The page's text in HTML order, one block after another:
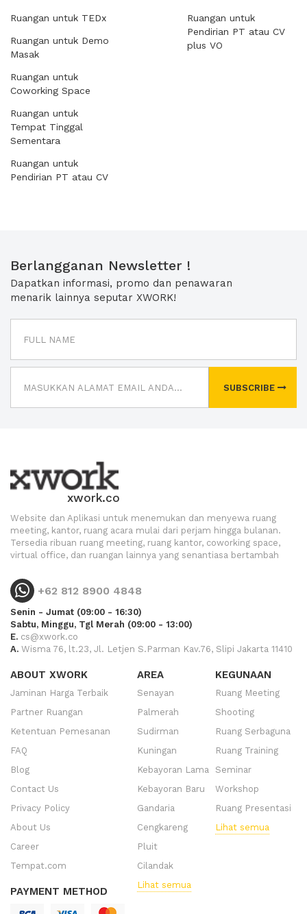
Ruangan untuk TEDx
Ruangan untuk Demo
Masak
Ruangan untuk
Coworking Space
Ruangan untuk
Tempat Tinggal
Sementara
Ruangan untuk
Pendirian PT atau CV
Ruangan untuk
Pendirian PT atau CV
plus VO
Berlangganan Newsletter !
Dapatkan informasi, promo dan penawaran
menarik lainnya seputar XWORK!
SUBSCRIBE
xwork.co
Website dan Aplikasi untuk menemukan dan menyewa ruang
meeting, kantor, ruang acara mulai dari perjam hingga bulanan.
Tersedia ribuan ruang meeting, ruang kantor, coworking space,
virtual office, dan ruangan lainnya yang senantiasa bertambah
+62 812 8900 4848
Senin - Jumat (09:00 - 16:30)
Sabtu, Minggu, Tgl Merah (09:00 - 13:00)
E. cs@xwork.co
A. Wisma 76, lt.23, Jl. Letjen S.Parman Kav.76, Slipi Jakarta 11410
ABOUT XWORK
Jaminan Harga Terbaik
Partner Ruangan
Ketentuan Pemesanan
FAQ
Blog
Contact Us
Privacy Policy
About Us
Career
Tempat.com
PAYMENT METHOD
AREA
Senayan
Palmerah
Sudirman
Kuningan
Kebayoran Lama
Kebayoran Baru
Gandaria
Cengkareng
Pluit
Cilandak
Lihat semua
KEGUNAAN
Ruang Meeting
Shooting
Ruang Serbaguna
Ruang Training
Seminar
Workshop
Ruang Presentasi
Lihat semua